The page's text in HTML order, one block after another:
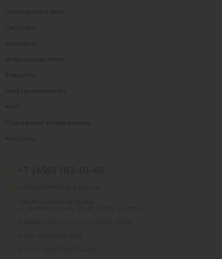
Пескоуловители
Септики
Колодцы
Жироуловители
Емкости
Нефтеуловители
КНС
Пожарные резервуары
Кессоны